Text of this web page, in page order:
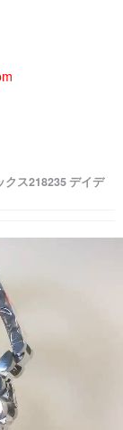
クス218235 デイデ